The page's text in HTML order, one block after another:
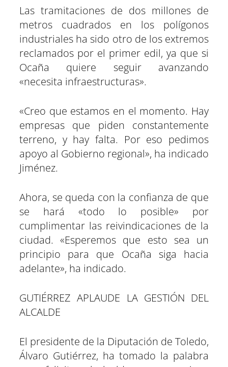
Las tramitaciones de dos millones de
metros cuadrados en los polígonos
industriales ha sido otro de los extremos
reclamados por el primer edil, ya que si
Ocaña quiere seguir avanzando
«necesita infraestructuras».
«Creo que estamos en el momento. Hay
empresas que piden constantemente
terreno, y hay falta. Por eso pedimos
apoyo al Gobierno regional», ha indicado
Jiménez.
Ahora, se queda con la confianza de que
se hará «todo lo posible» por
cumplimentar las reivindicaciones de la
ciudad. «Esperemos que esto sea un
principio para que Ocaña siga hacia
adelante», ha indicado.
GUTIÉRREZ APLAUDE LA GESTIÓN DEL
ALCALDE
El presidente de la Diputación de Toledo,
Álvaro Gutiérrez, ha tomado la palabra